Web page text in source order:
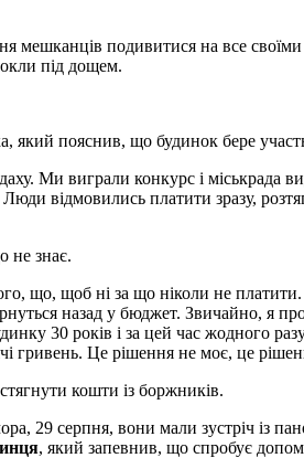
мешканців подивитися на все
під дощем.
який пояснив, що будинок бере
Ми виграли конкурс і міськрада
відмовились платити зразу,
не знає.
що, щоб ні за що ніколи не
назад у бюджет. Звичайно, я
30 років і за цей час жодного
гривень. Це рішення не моє, це
кошти із боржників.
29 серпня, вони мали зустріч
, який запевнив, що спробує